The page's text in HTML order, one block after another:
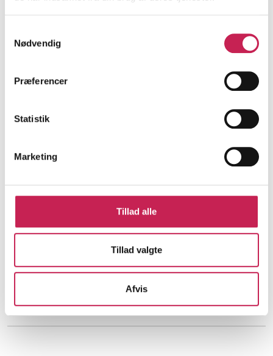
Nødvendig
Præferencer
Statistik
Marketing
Tillad alle
Tillad valgte
Afvis
hvad der videre skal ske, og om det kunne være
Desværre er det alt for ofte virkeligheden for
Fra debatindlægget
fagpersoner skrevet et debatindlæg til Dagens Medicin,